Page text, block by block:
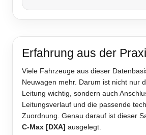
Erfahrung aus der
Viele Fahrzeuge aus dieser
Neuwagen mehr. Darum ist nicht nur
Leitung wichtig, sondern auch
Leitungsverlauf und die passende
Zuordnung. Genau darauf ist dieser
C-Max [DXA] ausgelegt.